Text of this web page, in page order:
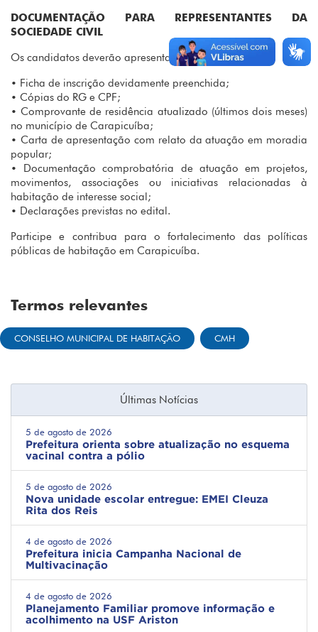
DOCUMENTAÇÃO PARA REPRESENTANTES DA
SOCIEDADE CIVIL
Os candidatos deverão apresentar:
• Ficha de inscrição devidamente preenchida;
• Cópias do RG e CPF;
• Comprovante de residência atualizado (últimos dois meses)
no município de Carapicuíba;
• Carta de apresentação com relato da atuação em moradia
popular;
• Documentação comprobatória de atuação em projetos,
movimentos, associações ou iniciativas relacionadas à
habitação de interesse social;
• Declarações previstas no edital.
Participe e contribua para o fortalecimento das políticas
públicas de habitação em Carapicuíba.
Termos relevantes
CONSELHO MUNICIPAL DE HABITAÇÃO CMH
Últimas Notícias
5 de agosto de 2026
Prefeitura orienta sobre atualização no esquema
vacinal contra a pólio
5 de agosto de 2026
Nova unidade escolar entregue: EMEI Cleuza
Rita dos Reis
4 de agosto de 2026
Prefeitura inicia Campanha Nacional de
Multivacinação
4 de agosto de 2026
Planejamento Familiar promove informação e
acolhimento na USF Ariston